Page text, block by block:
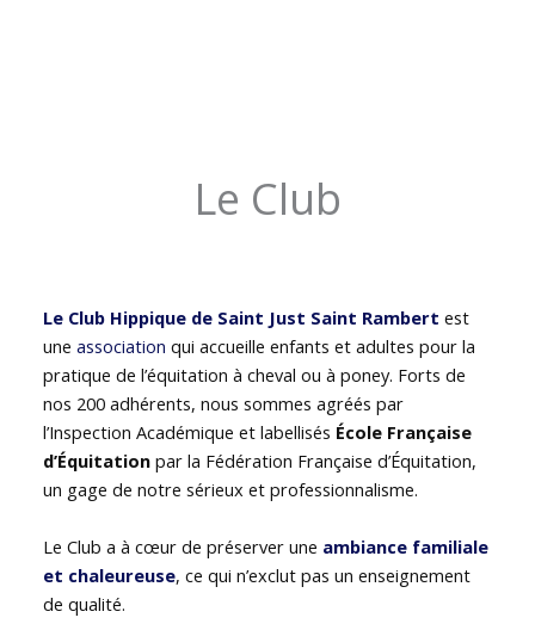
Le Club
Le Club Hippique de Saint Just Saint Rambert est
uneassociation qui accueille enfants et adultes pour la
pratique de l’équitation à cheval ou à poney. Forts de
nos 200 adhérents, nous sommes agréés par
l’Inspection Académique et labellisés École Française
d’Équitation par la Fédération Française d’Équitation,
un gage de notre sérieux et professionnalisme.
Le Club a à cœur de préserver une ambiance familiale
et chaleureuse, ce qui n’exclut pas un enseignement
de qualité.